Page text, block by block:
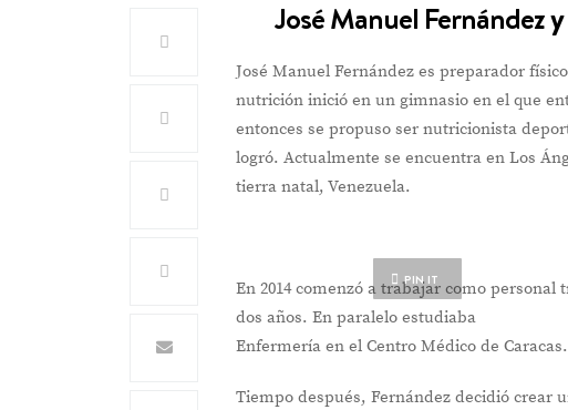
José Manuel Fernández
José Manuel Fernández es preparador
nutrición inició en un gimnasio en el que
entonces se propuso ser nutricionista
logró. Actualmente se encuentra en Los
tierra natal, Venezuela.
PIN IT
En 2014 comenzó a trabajar como
dos años. En paralelo estudiaba
Enfermería en el Centro Médico de Caracas.
Tiempo después, Fernández decidió crear